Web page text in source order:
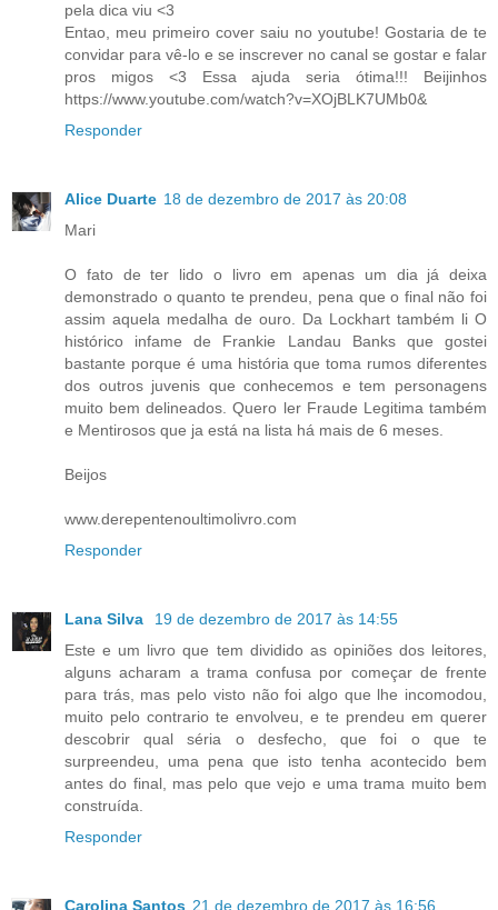
pela dica viu <3
Entao, meu primeiro cover saiu no youtube! Gostaria de te
convidar para vê-lo e se inscrever no canal se gostar e falar
pros migos <3 Essa ajuda seria ótima!!! Beijinhos
https://www.youtube.com/watch?v=XOjBLK7UMb0&
Responder
Alice Duarte 18 de dezembro de 2017 às 20:08
Mari
O fato de ter lido o livro em apenas um dia já deixa
demonstrado o quanto te prendeu, pena que o final não foi
assim aquela medalha de ouro. Da Lockhart também li O
histórico infame de Frankie Landau Banks que gostei
bastante porque é uma história que toma rumos diferentes
dos outros juvenis que conhecemos e tem personagens
muito bem delineados. Quero ler Fraude Legitima também
e Mentirosos que ja está na lista há mais de 6 meses.
Beijos
www.derepentenoultimolivro.com
Responder
Lana Silva
19 de dezembro de 2017 às 14:55
Este e um livro que tem dividido as opiniões dos leitores,
alguns acharam a trama confusa por começar de frente
para trás, mas pelo visto não foi algo que lhe incomodou,
muito pelo contrario te envolveu, e te prendeu em querer
descobrir qual séria o desfecho, que foi o que te
surpreendeu, uma pena que isto tenha acontecido bem
antes do final, mas pelo que vejo e uma trama muito bem
construída.
Responder
Carolina Santos 21 de dezembro de 2017 às 16:56